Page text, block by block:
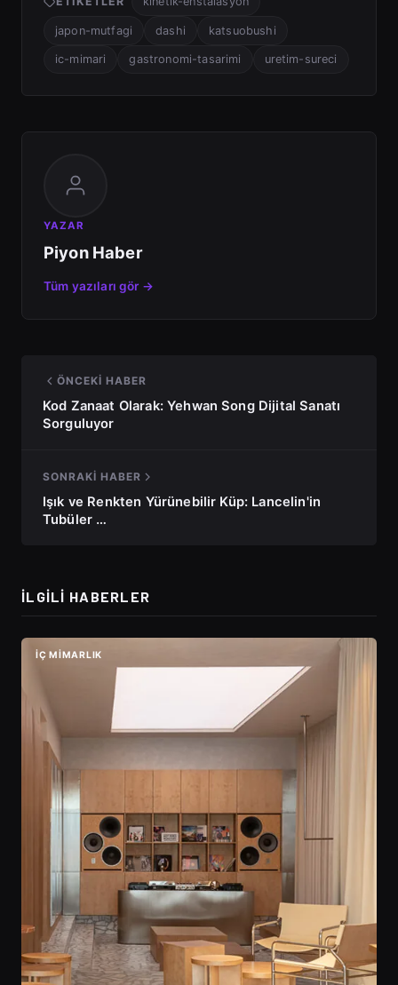
japon-mutfagi dashi katsuobushi
ic-mimari gastronomi-tasarimi uretim-sureci
YAZAR
Piyon Haber
Tüm yazıları gör →
ÖNCEKI HABER
Kod Zanaat Olarak: Yehwan Song Dijital Sanatı
Sorguluyor
SONRAKI HABER
Işık ve Renkten Yürünebilir Küp: Lancelin'in
Tubüler …
İLGILI HABERLER
İÇ MIMARLIK